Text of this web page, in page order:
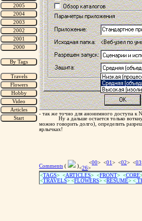
- так же точно для анонимного доступа к
Ну а дальше остается только
можно говорить долго), определить
ярлычках!
Comments ( )
<00> <01 > <02> <03
<26>
<TAGS> <ARTICLES> <FRONT> <CORE
<TRAVELS> <FLOWERS> <RESUME> <